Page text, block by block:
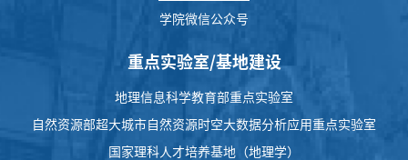
学院微信公众号
重点实验室/基地建设
地理信息科学教育部重点实验室
自然资源部超大城市自然资源时空大数据分析应用重点实验室
国家理科人才培养基地（地理学）